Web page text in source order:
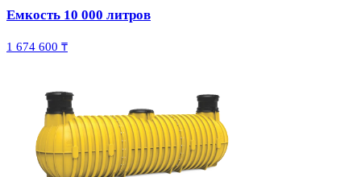
Емкость 10 000 литров
1 674 600 ₸